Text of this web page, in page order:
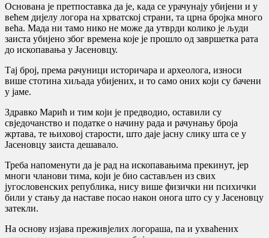
Основана је претпоставка да је, када се урачунају убијени и у
већем дијелу логора на хрватској страни, та црна бројка много
већа. Мада ни тамо нико не може да утврди колико је људи
заиста убијено због времена које је прошло од завршетка рата
до ископавања у Јасеновцу.
Тај број, према рачуници историчара и археолога, износи
више стотина хиљада убијених, и то само оних који су бачени
у јаме.
Здравко Марић и тим који је предводио, оставили су
свједочанство и податке о начину рада и рачунању броја
жртава, те њиховој старости, што даје јасну слику шта се у
Јасеновцу заиста дешавало.
Треба напоменути да је рад на ископавањима прекинут, јер
многи чланови тима, који је био састављен из свих
југословенских република, нису више физички ни психички
били у стању да наставе посао након онога што су у Јасеновцу
затекли.
На основу изјава преживјелих логораша, па и ухваћених